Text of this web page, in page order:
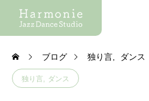
ブログ 独り言 ダンス
独り言 ダンス